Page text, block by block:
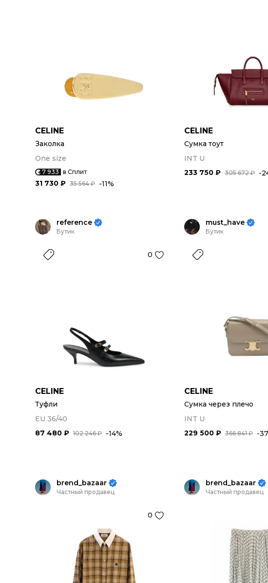
CELINE
Заколка
One size
7 933 в Сплит
35 564 ₽
31 730 ₽ -11%
CELINE
Сумка тоут
INT U
305 672 ₽
233 750 ₽ -
reference
Бутик
0
CELINE
Туфли
EU 36/40
102 246 ₽
87 480 ₽ -14%
must_have
Бутик
CELINE
Сумка через плечо
INT U
366 841 ₽
229 500 ₽ -
brend_bazaar
Частный продавец
0
brend_bazaar
Частный продавец